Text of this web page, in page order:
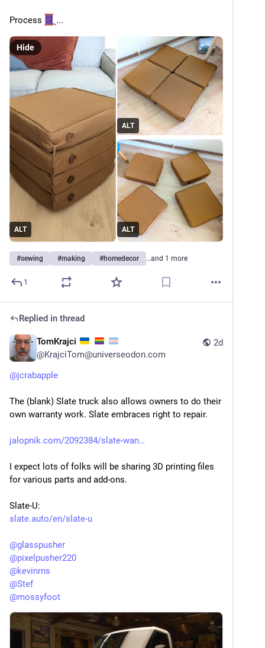
Process ...
ALT
ALT
ALT
Hide
#sewing #making #homedecor …and 1 more
1
Replied in thread
2d
TomKrajci
@KrajciTom@universeodon.com
@jcrabapple
The (blank) Slate truck also allows owners to do their
own warranty work. Slate embraces right to repair.
jalopnik.com/2092384/slate-wan
I expect lots of folks will be sharing 3D printing files
for various parts and add-ons.
Slate-U:
slate.auto/en/slate-u
@glasspusher
@pixelpusher220
@kevinrns
@Stef
@mossyfoot